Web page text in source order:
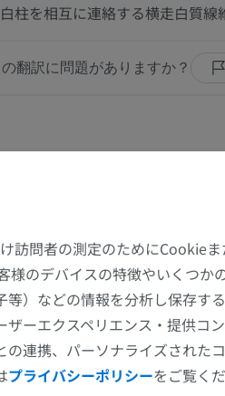
柱を相互に連絡する横走白質線
の翻訳に問題がありますか？
E.H. Neuroanatomy, Anterior White
[Internet]. Treasure Island (FL):
www.ncbi.nlm.nih.gov/books/
X
訪問者の測定のためにCookieま
のデバイスの特徴やいくつか
）などの情報を分析し保存す
ーエクスペリエンス・提供コ
の連携、パーソナライズされた
プライバシーポリシーをご覧く